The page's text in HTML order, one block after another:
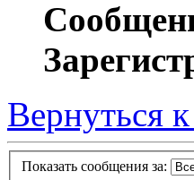
Вернуться
Показать сообщения за: